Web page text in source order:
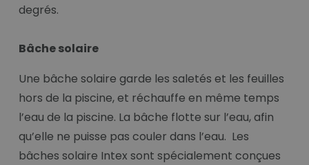
degrés.
Bâche solaire
Une bâche solaire garde les saletés et les feuilles
hors de la piscine, et réchauffe en même temps
l’eau de la piscine. La bâche flotte sur l’eau, afin
qu’elle ne puisse pas couler dans l’eau. Les
bâches solaire Intex sont spécialement conçues